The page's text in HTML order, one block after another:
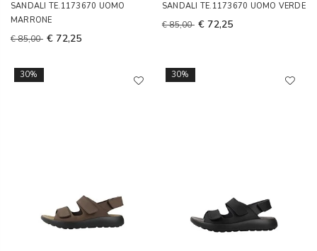
SANDALI TE.1173670 UOMO
MARRONE
€ 85,00 € 72,25
SANDALI TE.1173670 UOMO VERDE
€ 85,00 € 72,25
30% 30%